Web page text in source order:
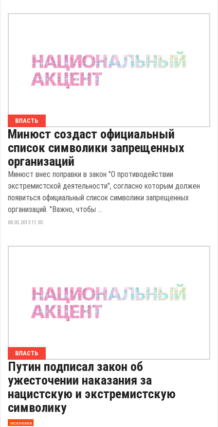
ВЛАСТЬ
Минюст создаст официальный
список символики запрещенных
организаций
Минюст внес поправки в закон "О противодействии
экстремистской деятельности", согласно которым должен
появиться официальный список символики запрещенных
организаций. "Важно, чтобы ...
08.05.2013 11:05
ВЛАСТЬ
Путин подписал закон об
ужесточении наказания за
нацистскую и экстремистскую
символику
эксклюзив